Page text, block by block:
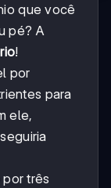
que você
pé? A
!
por
para
ele,
três